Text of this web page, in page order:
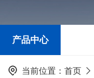
产品中心
当前位置： 首页